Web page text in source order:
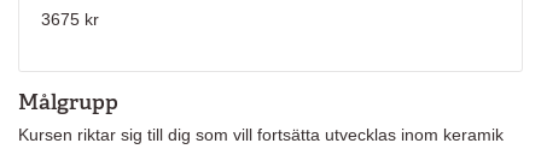
Målgrupp
Kursen riktar sig till dig som vill fortsätta utvecklas inom keramik
3675 kr